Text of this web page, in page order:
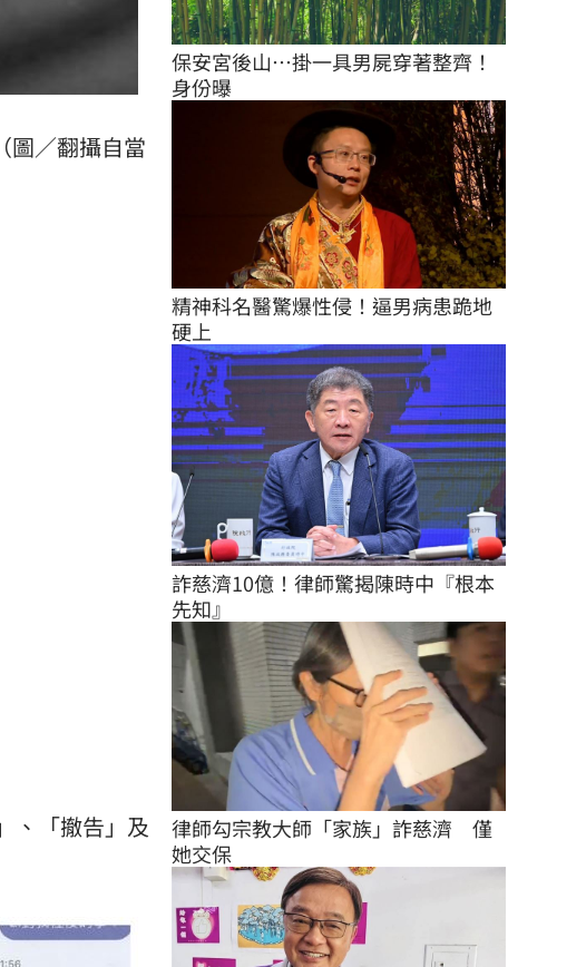
圖／翻攝自當
、「撤告」及
保安宮後山…掛一具男屍穿著整齊！
身份曝
精神科名醫驚爆性侵！逼男病患跪地
硬上
詐慈濟10億！律師驚揭陳時中『根本
先知』
律師勾宗教大師「家族」詐慈濟　僅
她交保